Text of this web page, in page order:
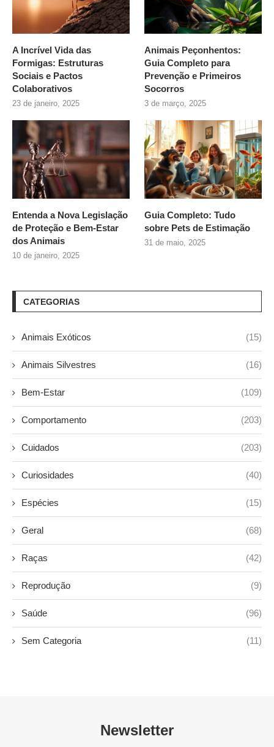
A Incrível Vida das
Formigas: Estruturas
Sociais e Pactos
Colaborativos
23 de janeiro, 2025
Animais Peçonhentos:
Guia Completo para
Prevenção e Primeiros
Socorros
3 de março, 2025
Entenda a Nova Legislação
de Proteção e Bem-Estar
dos Animais
10 de janeiro, 2025
Guia Completo: Tudo
sobre Pets de Estimação
31 de maio, 2025
CATEGORIAS
Animais Exóticos (15)
Animais Silvestres (16)
Bem-Estar (109)
Comportamento (203)
Cuidados (203)
Curiosidades (40)
Espécies (15)
Geral (68)
Raças (42)
Reprodução (9)
Saúde (96)
Sem Categoria (11)
Newsletter